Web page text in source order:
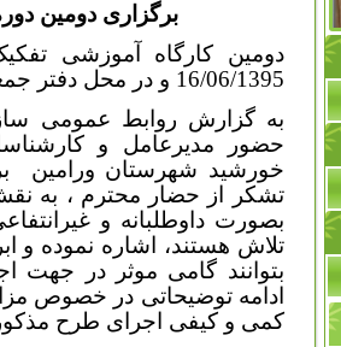
برگزاری دومین
دومین کارگاه آموزشی
16/06/1395 و در محل دفتر جمعیت زنان خورشید برگزار گردید.
به گزارش روابط عمومی
حضور مدیرعامل و
خورشید شهرستان ورامین
تشکر از حضار محترم ، به
بصورت داوطلبانه و
تلاش هستند، اشاره نموده و
بتوانند گامی موثر در جهت
ادامه توضیحاتی در خصوص
کمی و کیفی اجرای طرح مذکور